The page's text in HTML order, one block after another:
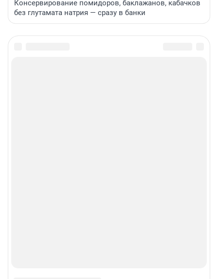
Консервирование помидоров, баклажанов, кабачков
без глутамата натрия — сразу в банки